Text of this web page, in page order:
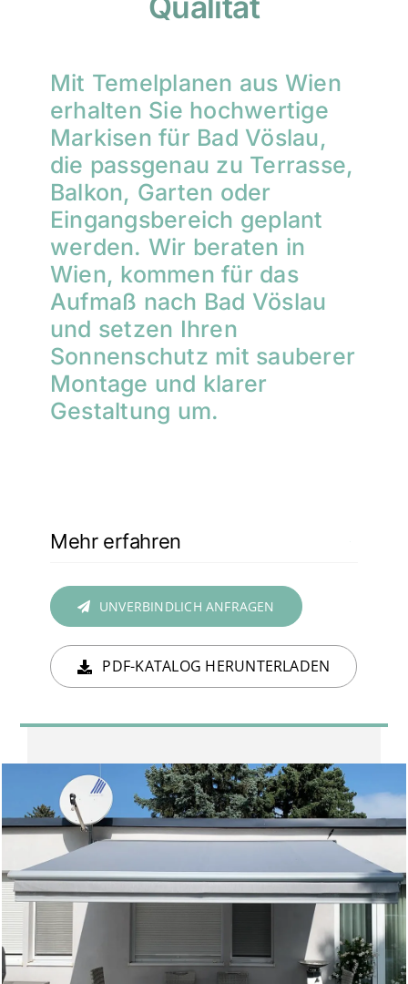
Mit Temelplanen aus Wien
erhalten Sie hochwertige
Markisen für Bad Vöslau,
die passgenau zu Terrasse,
Balkon, Garten oder
Eingangsbereich geplant
werden. Wir beraten in
Wien, kommen für das
Aufmaß nach Bad Vöslau
und setzen Ihren
Sonnenschutz mit sauberer
Montage und klarer
Gestaltung um.
Mehr erfahren
UNVERBINDLICH ANFRAGEN
PDF-KATALOG HERUNTERLADEN